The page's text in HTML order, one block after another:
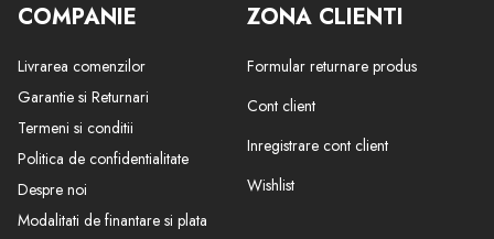
COMPANIE
Livrarea comenzilor
Garantie si Returnari
Termeni si conditii
Politica de confidentialitate
Despre noi
Modalitati de finantare si plata
ZONA CLIENTI
Formular returnare produs
Cont client
Inregistrare cont client
Wishlist